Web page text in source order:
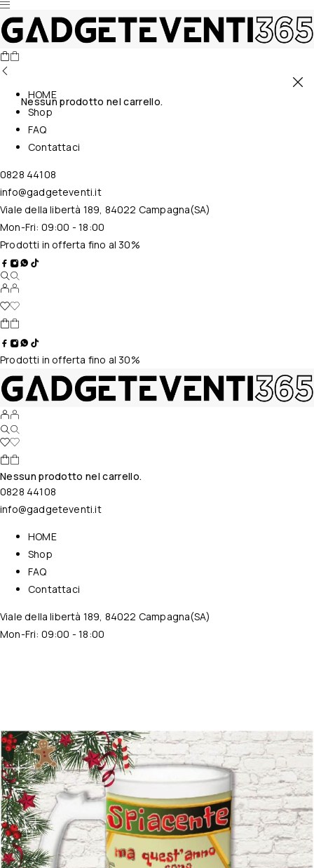
Nessun prodotto nel carrello.
HOME
Shop
FAQ
Contattaci
0828 44108
info@gadgeteventi.it
Viale della libertà 189, 84022 Campagna(SA)
Mon-Fri: 09:00 - 18:00
Prodotti in offerta fino al 30%
Prodotti in offerta fino al 30%
Nessun prodotto nel carrello.
0828 44108
info@gadgeteventi.it
HOME
Shop
FAQ
Contattaci
Viale della libertà 189, 84022 Campagna(SA)
Mon-Fri: 09:00 - 18:00